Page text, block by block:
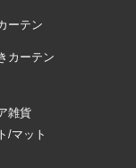
ーテン
カーテン
雑貨
/マット